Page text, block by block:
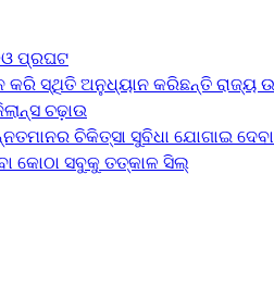
ପ୍ରଘଟ
କରି ସ୍ଥିତି ଅନୁଧ୍ୟାନ କରିଛନ୍ତି ରାଜ୍ୟ
ଚଢ଼ାଉ
ଚିକିତ୍ସା ସୁବିଧା ଯୋଗାଇ
କୋଠା ସବୁକୁ ତତ୍କାଳ ସିଲ୍‌